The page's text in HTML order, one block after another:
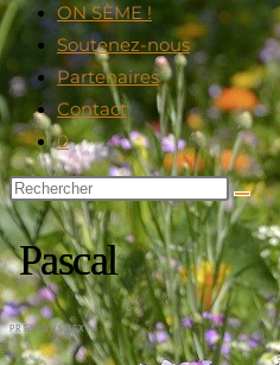
ON SÈME !
Soutenez-nous
Partenaires
Contact
0
Pascal
PREVIOUS NEXT